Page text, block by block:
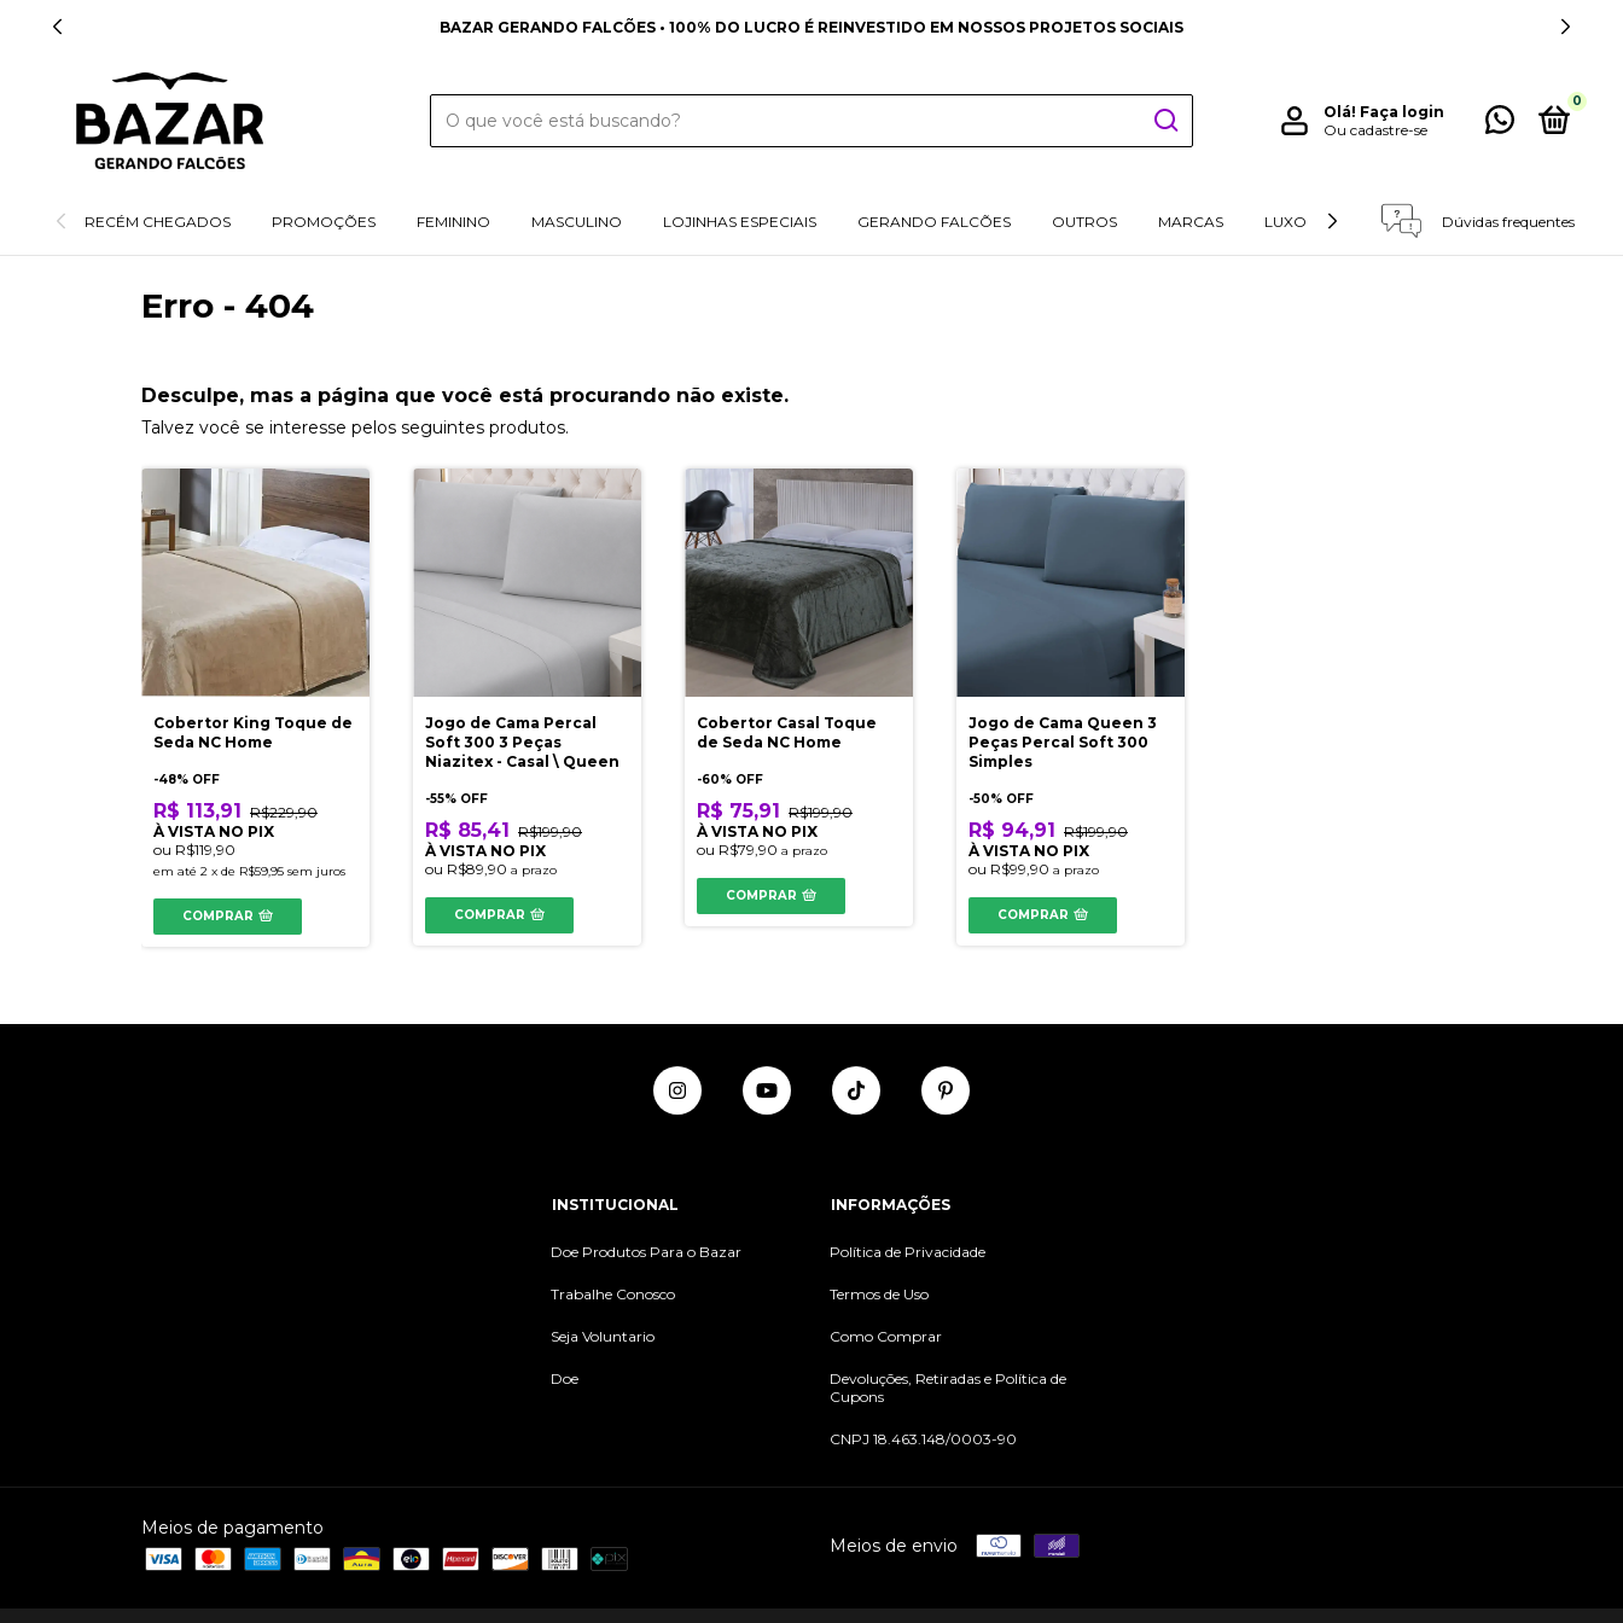
BAZAR GERANDO FALCÕES • 100% DO LUCRO É REINVESTIDO EM NOSSOS PROJETOS SOCIAIS
Olá! Faça login
Ou cadastre-se
0
RECÉM CHEGADOS PROMOÇÕES FEMININO MASCULINO LOJINHAS ESPECIAIS GERANDO FALCÕES OUTROS MARCAS LUXO RETIRADAS E DEVOLUÇÕES
Dúvidas frequentes
Erro - 404
Desculpe, mas a página que você está procurando não existe.
Talvez você se interesse pelos seguintes produtos.
Cobertor King Toque de
Seda NC Home
-48% OFF
R$ 113,91
R$229,90
À VISTA NO PIX
ou R$119,90
em até 2 x de R$59,95 sem juros
COMPRAR
Jogo de Cama Percal
Soft 300 3 Peças
Niazitex - Casal \ Queen
-55% OFF
R$ 85,41
R$199,90
À VISTA NO PIX
ou R$89,90 a prazo
COMPRAR
Cobertor Casal Toque
de Seda NC Home
-60% OFF
R$ 75,91
R$199,90
À VISTA NO PIX
ou R$79,90 a prazo
COMPRAR
Jogo de Cama Queen 3
Peças Percal Soft 300
Simples
-50% OFF
R$ 94,91
R$199,90
À VISTA NO PIX
ou R$99,90 a prazo
COMPRAR
INSTITUCIONAL
Doe Produtos Para o Bazar
Trabalhe Conosco
Seja Voluntario
Doe
INFORMAÇÕES
Política de Privacidade
Termos de Uso
Como Comprar
Devoluções, Retiradas e Política de
Cupons
CNPJ 18.463.148/0003-90
Meios de pagamento
Meios de envio